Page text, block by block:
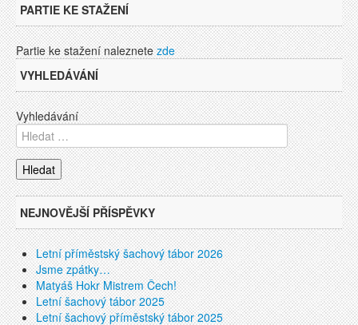
PARTIE KE STAŽENÍ
Partie ke stažení naleznetezde
VYHLEDÁVÁNÍ
Vyhledávání
NEJNOVĚJŠÍ PŘÍSPĚVKY
Letní příměstský šachový tábor 2026
Jsme zpátky…
Matyáš Hokr Mistrem Čech!
Letní šachový tábor 2025
Letní šachový příměstský tábor 2025